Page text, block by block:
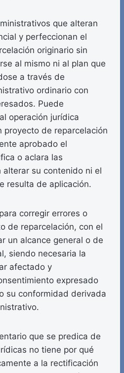
que alteran
y perfeccionan el
originario sin
al mismo ni al plan que
a través de
ordinario con
Puede
operación jurídica
proyecto de reparcelación
aprobado el
o aclara las
alterar su contenido ni el
resulta de aplicación.
corregir errores o
de reparcelación, con el
un alcance general o de
siendo necesaria la
afectado y
expresado
su conformidad derivada
que se predica de
no tiene por qué
a la rectificación